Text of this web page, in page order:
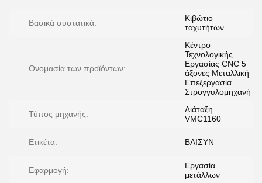
Βασικά συστατικά:
Κιβώτιο
ταχυτήτων
Ονομασία των προϊόντων:
Κέντρο
Τεχνολογικής
Εργασίας CNC 5
άξονες Μεταλλική
Επεξεργασία
Στρογγυλομηχανή
Τύπος μηχανής:
Διάταξη
VMC1160
Ετικέτα: ΒΑΙΣΥΝ
Εφαρμογή:
Εργασία
μετάλλων